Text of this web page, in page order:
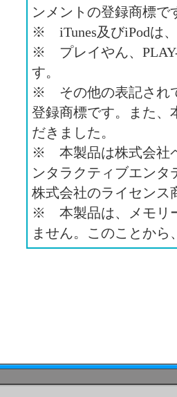
ンメントの登録商標で
※ iTunes及びiPodは
※ プレイやん、PLAY-
す。
※ その他の表記され
登録商標です。また、
だきました。
※ 本製品は株式会社
ンタラクティブエンタ
株式会社のライセンス
※ 本製品は、メモリ
ません。このことか